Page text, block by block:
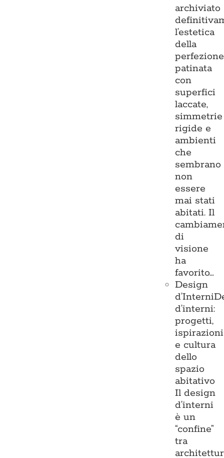
archiviato
l’estetica
della
perfezione
patinata
con
superfici
laccate,
simmetrie
rigide e
ambienti
che
sembrano
non
essere
mai stati
abitati. Il
di
visione
ha
favorito…
Design
d’Interni
d’interni:
progetti,
ispirazioni
e cultura
dello
spazio
abitativo
Il design
d’interni
è un
“confine”
tra